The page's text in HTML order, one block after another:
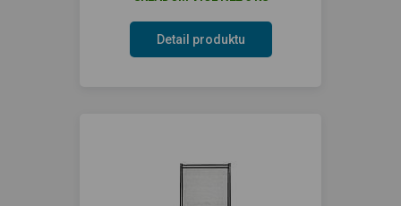
Detail produktu